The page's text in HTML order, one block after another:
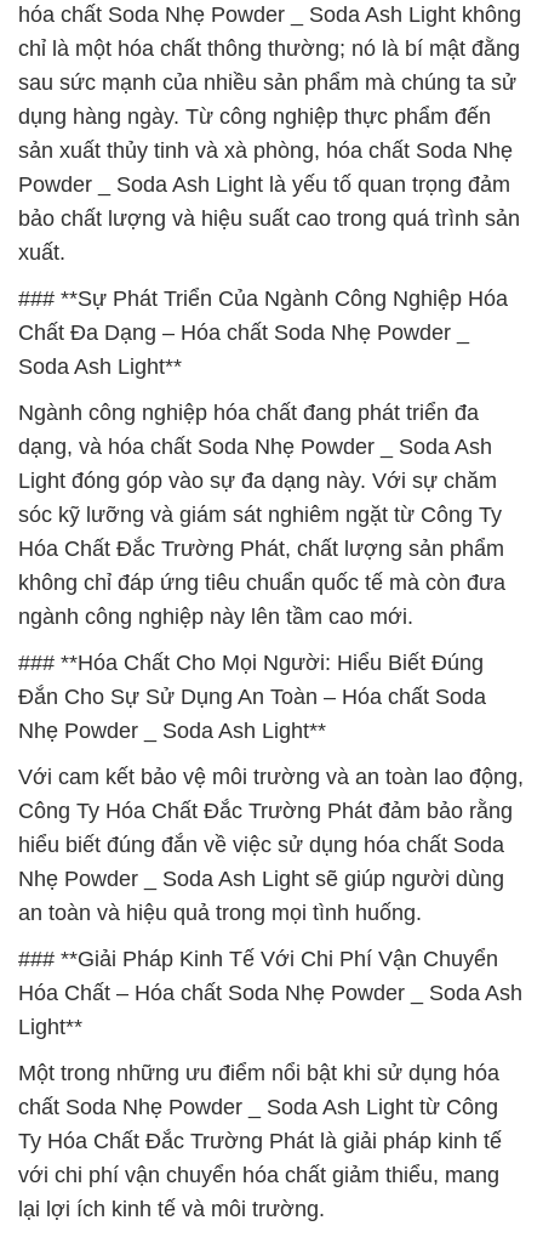
hóa chất Soda Nhẹ Powder _ Soda Ash Light không
chỉ là một hóa chất thông thường; nó là bí mật đằng
sau sức mạnh của nhiều sản phẩm mà chúng ta sử
dụng hàng ngày. Từ công nghiệp thực phẩm đến
sản xuất thủy tinh và xà phòng, hóa chất Soda Nhẹ
Powder _ Soda Ash Light là yếu tố quan trọng đảm
bảo chất lượng và hiệu suất cao trong quá trình sản
xuất.
### **Sự Phát Triển Của Ngành Công Nghiệp Hóa
Chất Đa Dạng – Hóa chất Soda Nhẹ Powder _
Soda Ash Light**
Ngành công nghiệp hóa chất đang phát triển đa
dạng, và hóa chất Soda Nhẹ Powder _ Soda Ash
Light đóng góp vào sự đa dạng này. Với sự chăm
sóc kỹ lưỡng và giám sát nghiêm ngặt từ Công Ty
Hóa Chất Đắc Trường Phát, chất lượng sản phẩm
không chỉ đáp ứng tiêu chuẩn quốc tế mà còn đưa
ngành công nghiệp này lên tầm cao mới.
### **Hóa Chất Cho Mọi Người: Hiểu Biết Đúng
Đắn Cho Sự Sử Dụng An Toàn – Hóa chất Soda
Nhẹ Powder _ Soda Ash Light**
Với cam kết bảo vệ môi trường và an toàn lao động,
Công Ty Hóa Chất Đắc Trường Phát đảm bảo rằng
hiểu biết đúng đắn về việc sử dụng hóa chất Soda
Nhẹ Powder _ Soda Ash Light sẽ giúp người dùng
an toàn và hiệu quả trong mọi tình huống.
### **Giải Pháp Kinh Tế Với Chi Phí Vận Chuyển
Hóa Chất – Hóa chất Soda Nhẹ Powder _ Soda Ash
Light**
Một trong những ưu điểm nổi bật khi sử dụng hóa
chất Soda Nhẹ Powder _ Soda Ash Light từ Công
Ty Hóa Chất Đắc Trường Phát là giải pháp kinh tế
với chi phí vận chuyển hóa chất giảm thiểu, mang
lại lợi ích kinh tế và môi trường.